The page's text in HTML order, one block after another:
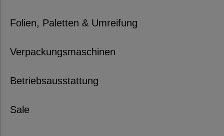
Folien, Paletten & Umreifung
Verpackungsmaschinen
Betriebsausstattung
Sale